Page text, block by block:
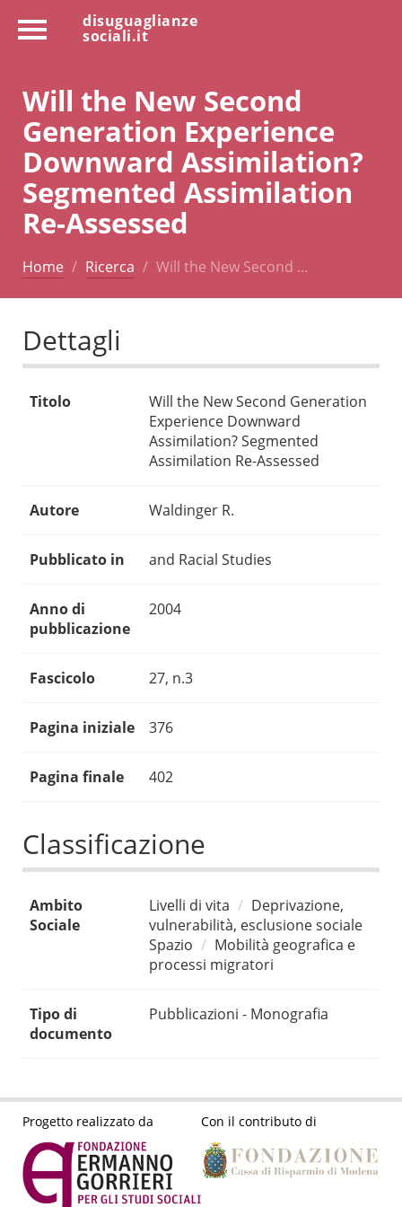
disuguaglianze
sociali.it
Will the New Second
Generation Experience
Downward Assimilation?
Segmented Assimilation
Re-Assessed
Home Ricerca Will the New Second …
Dettagli
Titolo
Will the New Second Generation
Experience Downward
Assimilation? Segmented
Assimilation Re-Assessed
Autore Waldinger R.
Pubblicato in and Racial Studies
Anno di
pubblicazione
2004
Fascicolo 27, n.3
Pagina iniziale 376
Pagina finale 402
Classificazione
Ambito
Sociale
Livelli di vita
Deprivazione,
vulnerabilità, esclusione sociale
Spazio
Mobilità geografica e
processi migratori
Tipo di
documento
Pubblicazioni - Monografia
Progetto realizzato da Con il contributo di